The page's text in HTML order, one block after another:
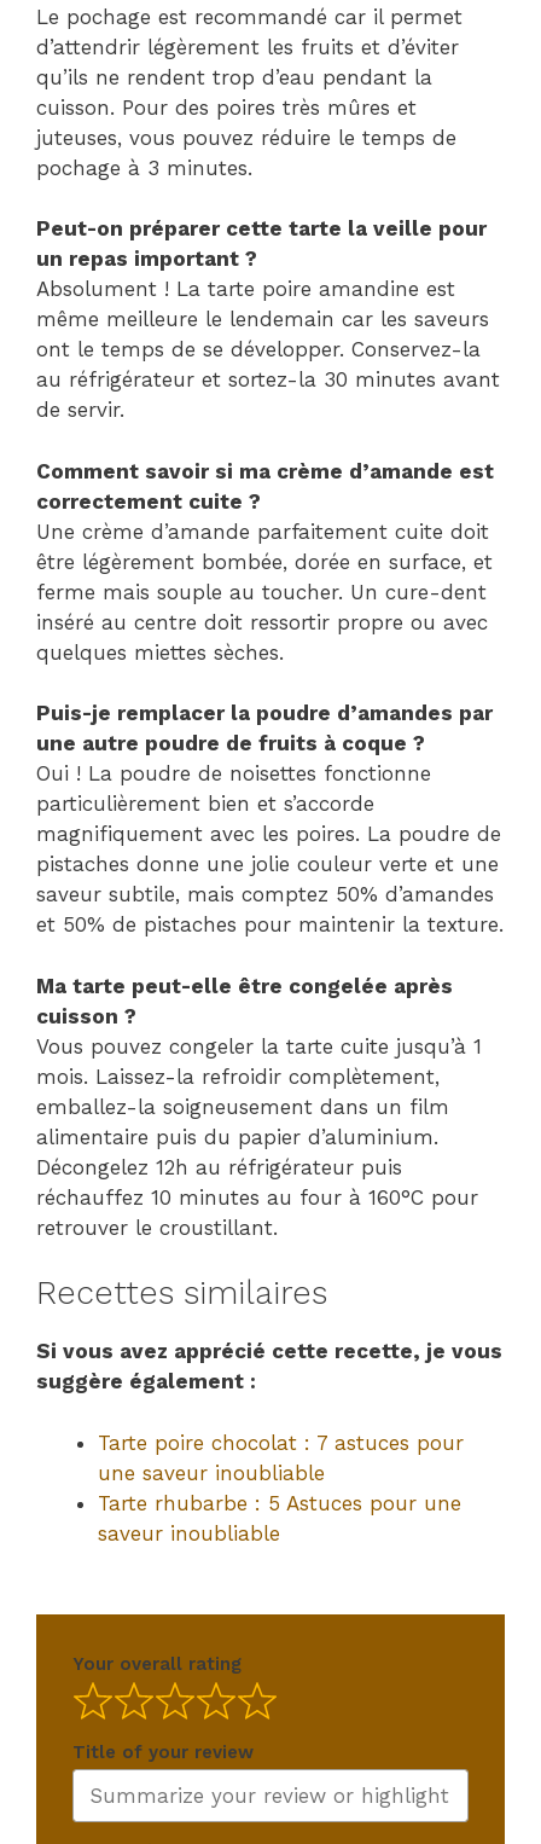
Le pochage est recommandé car il permet
d’attendrir légèrement les fruits et d’éviter
qu’ils ne rendent trop d’eau pendant la
cuisson. Pour des poires très mûres et
juteuses, vous pouvez réduire le temps de
pochage à 3 minutes.
Peut-on préparer cette tarte la veille pour
un repas important ?
Absolument ! La tarte poire amandine est
même meilleure le lendemain car les saveurs
ont le temps de se développer. Conservez-la
au réfrigérateur et sortez-la 30 minutes avant
de servir.
Comment savoir si ma crème d’amande est
correctement cuite ?
Une crème d’amande parfaitement cuite doit
être légèrement bombée, dorée en surface, et
ferme mais souple au toucher. Un cure-dent
inséré au centre doit ressortir propre ou avec
quelques miettes sèches.
Puis-je remplacer la poudre d’amandes par
une autre poudre de fruits à coque ?
Oui ! La poudre de noisettes fonctionne
particulièrement bien et s’accorde
magnifiquement avec les poires. La poudre de
pistaches donne une jolie couleur verte et une
saveur subtile, mais comptez 50% d’amandes
et 50% de pistaches pour maintenir la texture.
Ma tarte peut-elle être congelée après
cuisson ?
Vous pouvez congeler la tarte cuite jusqu’à 1
mois. Laissez-la refroidir complètement,
emballez-la soigneusement dans un film
alimentaire puis du papier d’aluminium.
Décongelez 12h au réfrigérateur puis
réchauffez 10 minutes au four à 160°C pour
retrouver le croustillant.
Recettes similaires
Si vous avez apprécié cette recette, je vous
suggère également :
Tarte poire chocolat : 7 astuces pour
une saveur inoubliable
Tarte rhubarbe : 5 Astuces pour une
saveur inoubliable
Your overall rating
Title of your review